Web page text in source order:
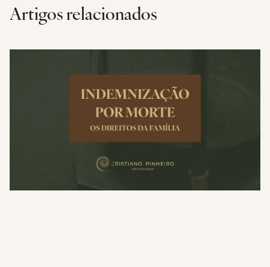
Artigos relacionados